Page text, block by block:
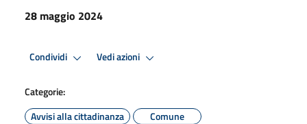
28 maggio 2024
Condividi Vedi azioni
Categorie:
Avvisi alla cittadinanza
Comune